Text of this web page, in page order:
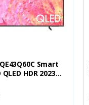
Smart
QLED HDR 2023